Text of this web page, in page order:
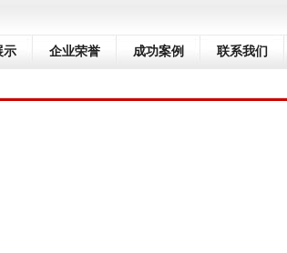
示 企业荣誉 成功案例 联系我们